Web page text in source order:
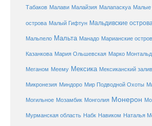
Табаков Малави Малайзия Малапаскуа Малые
острова Малый Гифтун Мальдивские
Мальпело Мальта Манадо Марианские
Казанкова Мария Ольшевская Марко
Меганом Меему Мексика Мексиканский залив
Микронезия Миндоро Мир Подводной Охоты
Могильное Мозамбик Монголия Монерон
Мурманская область Набк Навиком Наталья